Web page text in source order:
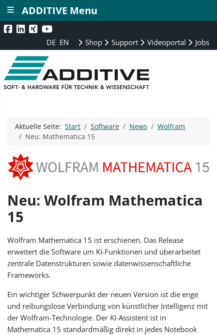
DE EN Shop Support Videoportal Jobs
Aktuelle Seite:Start Software News
Wolfram
Neu: Mathematica 15
Neu: Wolfram Mathematica
15
Wolfram Mathematica 15 ist erschienen. Das Release
erweitert die Software um KI-Funktionen und überarbeitet
zentrale Datenstrukturen sowie datenwissenschaftliche
Frameworks.
Ein wichtiger Schwerpunkt der neuen Version ist die enge
und reibungslose Verbindung von künstlicher Intelligenz mit
der Wolfram-Technologie. Der KI-Assistent ist in
Mathematica 15 standardmäßig direkt in jedes Notebook
ADDITIVE Menu
≡